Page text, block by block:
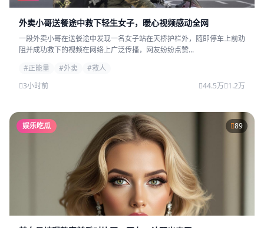
外卖小哥送餐途中救下轻生女子，暖心视频感动全网
一段外卖小哥在送餐途中发现一名女子站在天桥护栏外，随即停车上前劝
阻并成功救下的视频在网络上广泛传播，网友纷纷点赞...
#正能量
#外卖
#救人
3小时前
44.5万 1.2万
娱乐吃瓜 89